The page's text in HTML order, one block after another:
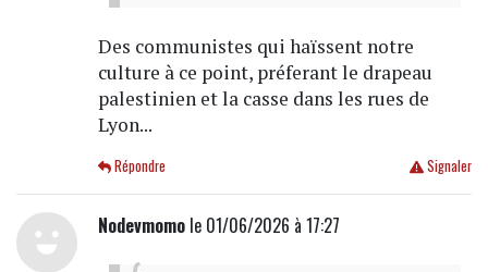
Des communistes qui haïssent notre
culture à ce point, préferant le drapeau
palestinien et la casse dans les rues de
Lyon...
Signaler
Répondre
Nodevmomole 01/06/2026 à 17:27